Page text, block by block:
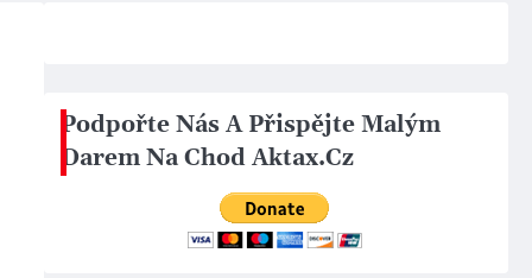
Podpořte Nás A Přispějte Malým
Darem Na Chod Aktax.Cz